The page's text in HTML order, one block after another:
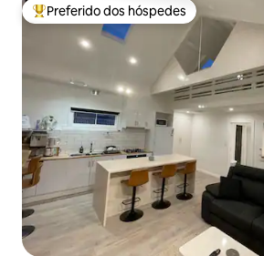
Entre os melhores preferidos dos
Preferido dos hóspedes